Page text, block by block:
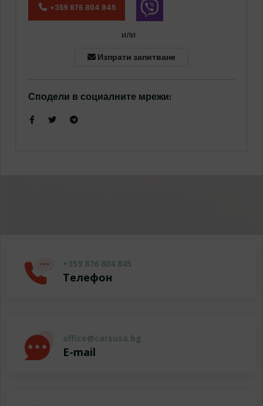
+359 876 804 845
или
Изпрати запитване
Сподели в социалните мрежи:
+359 876 804 845
Телефон
office@carsusa.bg
E-mail